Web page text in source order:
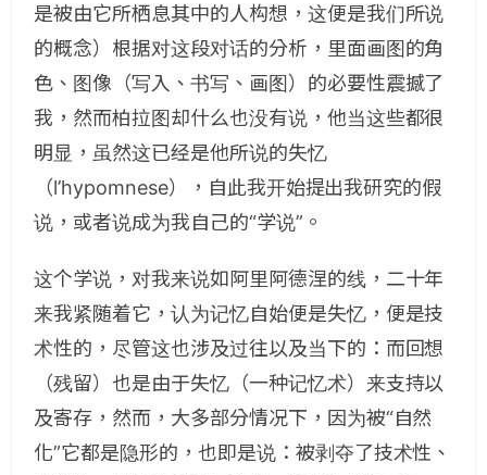
是被由它所栖息其中的人构想，这便是我们所说
的概念）根据对这段对话的分析，里面画图的角
色、图像（写入、书写、画图）的必要性震撼了
我，然而柏拉图却什么也没有说，他当这些都很
明显，虽然这已经是他所说的失忆
（l’hypomnese），自此我开始提出我研究的假
说，或者说成为我自己的“学说”。
这个学说，对我来说如阿里阿德涅的线，二十年
来我紧随着它，认为记忆自始便是失忆，便是技
术性的，尽管这也涉及过往以及当下的：而回想
（残留）也是由于失忆（一种记忆术）来支持以
及寄存，然而，大多部分情况下，因为被“自然
化”它都是隐形的，也即是说：被剥夺了技术性、